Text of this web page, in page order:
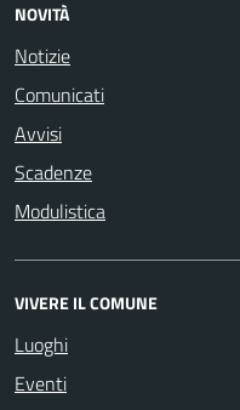
NOVITÀ
Notizie
Comunicati
Avvisi
Scadenze
Modulistica
VIVERE IL COMUNE
Luoghi
Eventi